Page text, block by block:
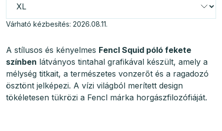
Várható kézbesítés: 2026.08.11.
A stílusos és kényelmes Fencl Squid póló fekete
színben látványos tintahal grafikával készült, amely a
mélység titkait, a természetes vonzerőt és a ragadozó
ösztönt jelképezi. A vízi világból merített design
tökéletesen tükrözi a Fencl márka horgászfilozófiáját.